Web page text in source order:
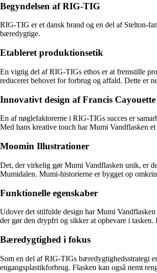
Begyndelsen af ​​RIG-TIG
RIG-TIG er et dansk brand og en del af Stelton-
bæredygtige.
Etableret produktionsetik
En vigtig del af RIG-TIGs ethos er at fremstille
reducerer behovet for forbrug og affald. Dette er
Innovativt design af Francis Cayouette
En af nøglefaktorerne i RIG-TIGs succes er
Med hans kreative touch har Mumi Vandflasken
Moomin Illustrationer
Det, der virkelig gør Mumi Vandflasken unik, er
Mumidalen. Mumi-historierne er bygget op
Funktionelle egenskaber
Udover det stilfulde design har Mumi
der gør den drypfri og sikker at opbevare i
Bæredygtighed i fokus
Som en del af RIG-TIGs bæredygtighedsstrategi
engangsplastikforbrug. Flasken kan også nemt